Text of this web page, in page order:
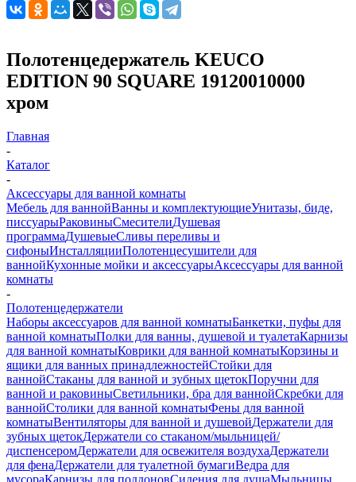
Полотенцедержатель KEUCO
EDITION 90 SQUARE 19120010000
хром
Главная
-
Каталог
-
Аксессуары для ванной комнаты
Мебель для ваннойВанны и комплектующиеУнитазы, биде,
писсуарыРаковиныСмесителиДушевая
программаДушевыеСливы переливы и
сифоныИнсталляцииПолотенцесушители для
ваннойКухонные мойки и аксессуарыАксессуары для ванной
комнаты
-
Полотенцедержатели
Наборы аксессуаров для ванной комнатыБанкетки, пуфы для
ванной комнатыПолки для ванны, душевой и туалетаКарнизы
для ванной комнатыКоврики для ванной комнатыКорзины и
ящики для ванных принадлежностейСтойки для
ваннойСтаканы для ванной и зубных щетокПоручни для
ванной и раковиныСветильники, бра для ваннойСкребки для
ваннойСтолики для ванной комнатыФены для ванной
комнатыВентиляторы для ванной и душевойДержатели для
зубных щетокДержатели со стаканом/мыльницей/
диспенсеромДержатели для освежителя воздухаДержатели
для фенаДержатели для туалетной бумагиВедра для
мусораКарнизы для поддоновСидения для душаМыльницы